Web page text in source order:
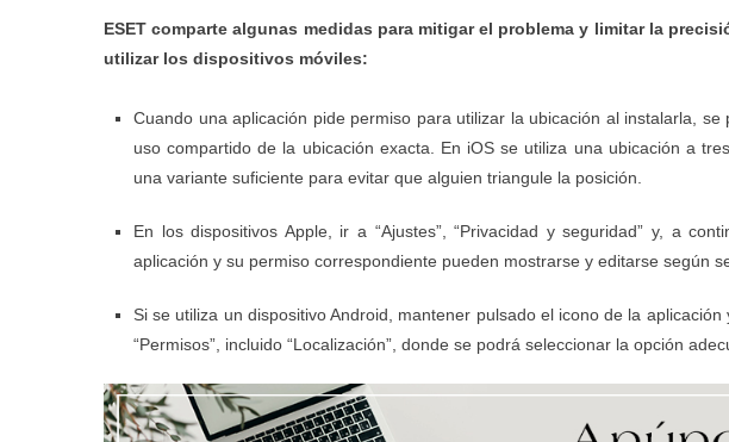
ESET comparte algunas medidas para mitigar el problema y limitar la
utilizar los dispositivos móviles:
Cuando una aplicación pide permiso para utilizar la ubicación al instalarla,
uso compartido de la ubicación exacta. En iOS se utiliza una ubicación a
una variante suficiente para evitar que alguien triangule la posición.
En losdispositivos Apple , ir a “Ajustes”, “Privacidad y seguridad” y, a
aplicación y su permiso correspondiente pueden mostrarse y editarse según
Si se utiliza un dispositivo Android , mantener pulsado el icono de la
“Permisos”, incluido “Localización”, donde se podrá seleccionar la opción